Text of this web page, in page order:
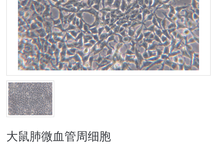
大鼠肺微血管周细胞